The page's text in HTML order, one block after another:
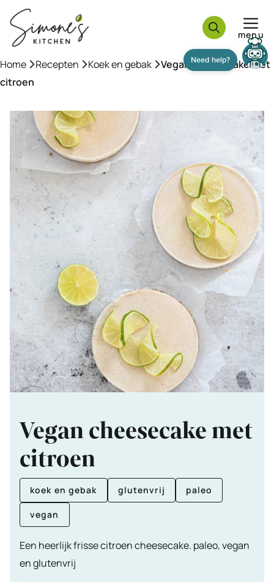
naar
inhoud
menu
Home »Recepten »Koek en gebak »Vegan cheesecake met
citroen
Vegan cheesecake met
citroen
koek en gebak glutenvrij paleo
vegan
Een heerlijk frisse citroen cheesecake. paleo, vegan
en glutenvrij
Need help?